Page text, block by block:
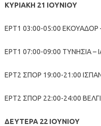
ΚΥΡΙΑΚΗ 21 ΙΟΥΝΙΟΥ
ΕΡΤ1 03:00-05:00
ΕΡΤ1 07:00-09:00 ΤΥΝΗΣΙΑ –
ΕΡΤ2 ΣΠΟΡ 19:00-21:00
ΕΡΤ2 ΣΠΟΡ 22:00-24:00
ΔΕΥΤΕΡΑ 22 ΙΟΥΝΙΟΥ